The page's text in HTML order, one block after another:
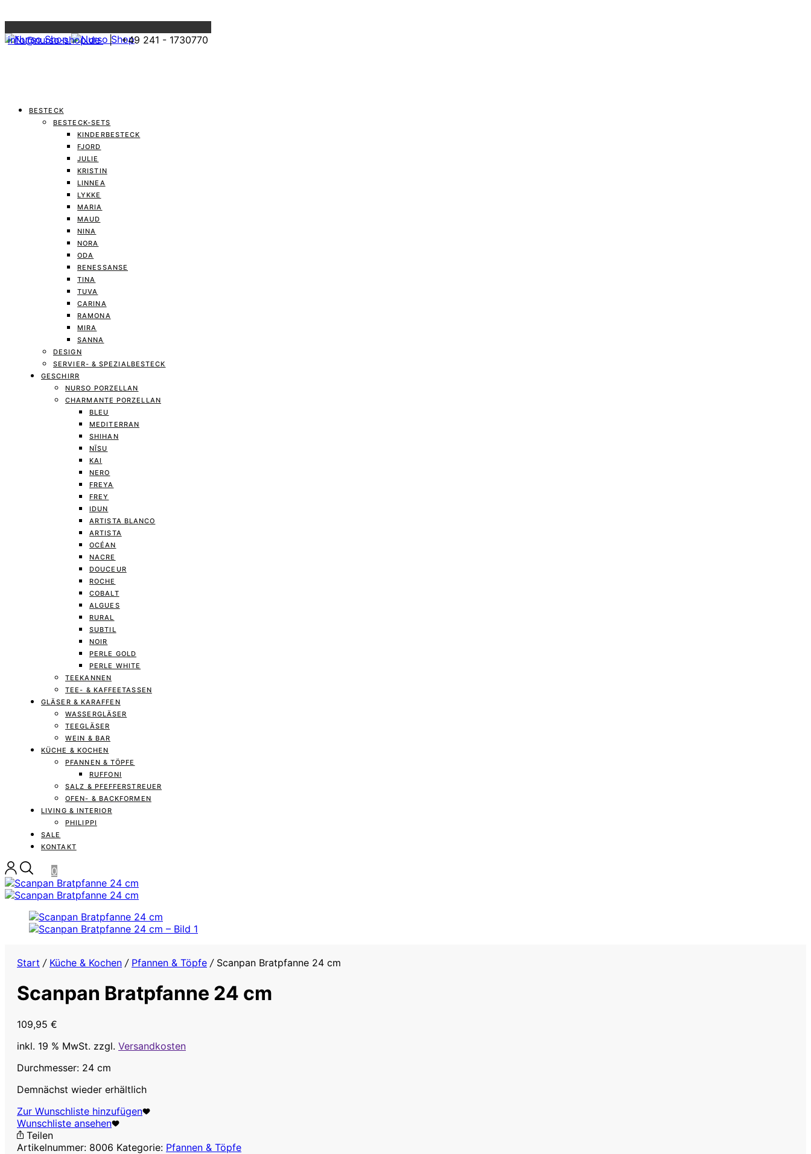
info@nurso-shop.de| +49 241 - 1730770
BESTECK
BESTECK-SETS
KINDERBESTECK
FJORD
JULIE
KRISTIN
LINNEA
LYKKE
MARIA
MAUD
NINA
NORA
ODA
RENESSANSE
TINA
TUVA
CARINA
RAMONA
MIRA
SANNA
DESIGN
SERVIER- & SPEZIALBESTECK
GESCHIRR
NURSO PORZELLAN
CHARMANTE PORZELLAN
BLEU
MEDITERRAN
SHIHAN
NĪSU
KAI
NERO
FREYA
FREY
IDUN
ARTISTA BLANCO
ARTISTA
OCÉAN
NACRE
DOUCEUR
ROCHE
COBALT
ALGUES
RURAL
SUBTIL
NOIR
PERLE GOLD
PERLE WHITE
TEEKANNEN
TEE- & KAFFEETASSEN
GLÄSER & KARAFFEN
WASSERGLÄSER
TEEGLÄSER
WEIN & BAR
KÜCHE & KOCHEN
PFANNEN & TÖPFE
RUFFONI
SALZ & PFEFFERSTREUER
OFEN- & BACKFORMEN
LIVING & INTERIOR
PHILIPPI
SALE
KONTAKT
0
Start / Küche & Kochen / Pfannen & Töpfe /Scanpan Bratpfanne 24 cm
Scanpan Bratpfanne 24 cm
109,95 €
inkl. 19 % MwSt. zzgl. Versandkosten
Durchmesser: 24 cm
Demnächst wieder erhältlich
Zur Wunschliste hinzufügen
Wunschliste ansehen
Teilen
Artikelnummer: 8006 Kategorie: Pfannen & Töpfe